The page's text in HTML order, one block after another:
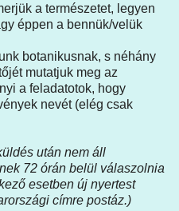
a természetet, legyen
éppen a bennük/velük
botanikusnak, s néhány
mutatjuk meg az
a feladatotok, hogy
nevét (elég csak
után nem áll
72 órán belül válaszolnia
esetben új nyertest
címre postáz.)